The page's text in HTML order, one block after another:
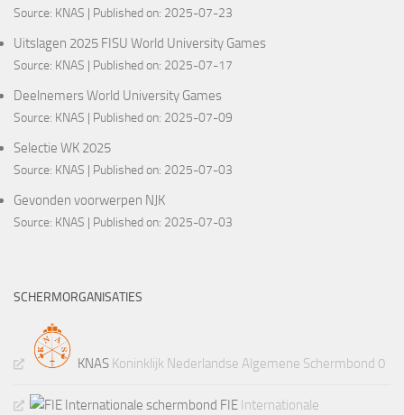
Source: KNAS Published on: 2025-07-23
Uitslagen 2025 FISU World University Games
Source: KNAS Published on: 2025-07-17
Deelnemers World University Games
Source: KNAS Published on: 2025-07-09
Selectie WK 2025
Source: KNAS Published on: 2025-07-03
Gevonden voorwerpen NJK
Source: KNAS Published on: 2025-07-03
SCHERMORGANISATIES
KNAS Koninklijk Nederlandse Algemene Schermbond 0
FIE Internationale